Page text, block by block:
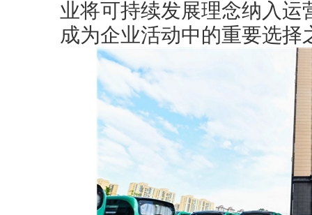
业将可持续发展理念纳入
成为企业活动中的重要选择